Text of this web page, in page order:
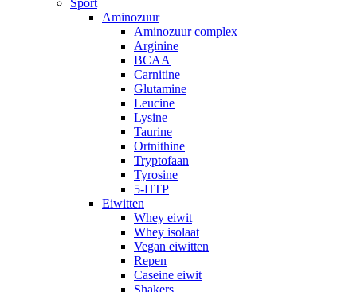
Sport
Aminozuur
Aminozuur complex
Arginine
BCAA
Carnitine
Glutamine
Leucine
Lysine
Taurine
Ortnithine
Tryptofaan
Tyrosine
5-HTP
Eiwitten
Whey eiwit
Whey isolaat
Vegan eiwitten
Repen
Caseine eiwit
Shakers